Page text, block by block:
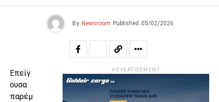
By Newsroom Published 05/02/2026
Επείγ
ουσα
παρέμ
ADVERTISEMENT